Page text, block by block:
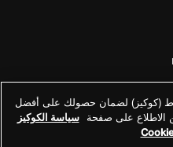
(كوكيز) لضمان حصولك على أفضل
الاطلاع على صفحة سياسة الكوكيز